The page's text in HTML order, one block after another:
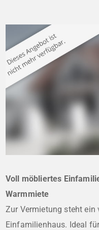
Voll möbliertes
Warmmiete
Zur Vermietung steht
Einfamilienhaus. Ideal